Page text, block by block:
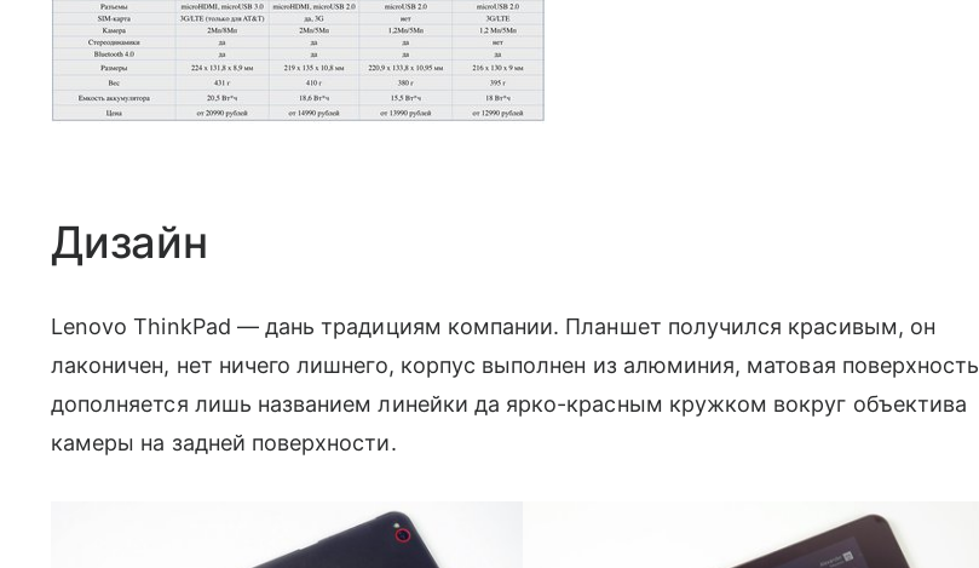
Дизайн
Lenovo ThinkPad — дань традициям компании. Планшет получился красивым, он
лаконичен, нет ничего лишнего, корпус выполнен из алюминия, матовая поверхность
дополняется лишь названием линейки да ярко-красным кружком вокруг объектива
камеры на задней поверхности.